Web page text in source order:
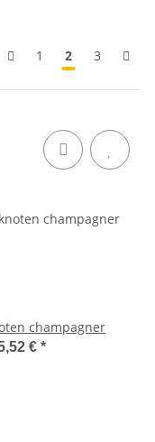
1 2 3
champagner
€ *